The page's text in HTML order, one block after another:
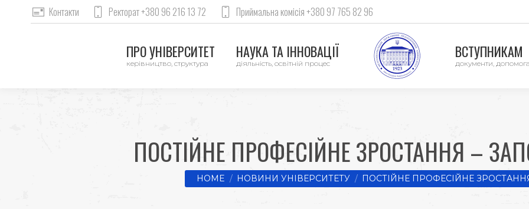
Контакти Ректорат +380 96 216 13 72 Приймальна комісія +380 97 765 82 96
ПРО УНІВЕРСИТЕТ
керівництво, структура
НАУКА ТА ІННОВАЦІЇ
діяльність, освітній процес
ВСТУПНИКАМ
документи,
ПОСТІЙНЕ ПРОФЕСІЙНЕ ЗРОСТАННЯ –
You are here:
HOME НОВИНИ УНІВЕРСИТЕТУ ПОСТІЙНЕ ПРОФЕСІЙНЕ